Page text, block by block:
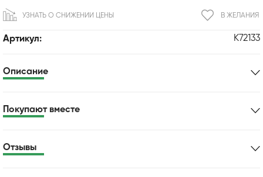
Артикул: K72133
В ЖЕЛАНИЯ
УЗНАТЬ О СНИЖЕНИИ ЦЕНЫ
Описание
Покупают вместе
Отзывы